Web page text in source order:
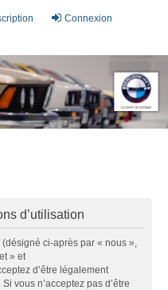
Connexion
d’utilisation
ci-après par « nous »,
» et
d’être légalement
vous n’acceptez pas d’être